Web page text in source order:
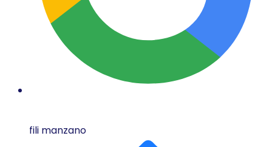
fili manzano